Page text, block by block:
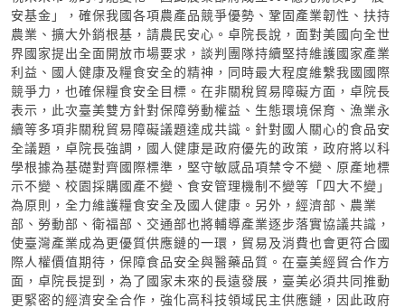
安基金」，確保我國各項農產品競爭優勢、鞏固產業韌性、扶持
農業、擴大外銷根基，請農民安心。卓院長說，面對美國向全世
界國家提出全面開放市場要求，談判團隊持續堅持維護國家產業
利益、國人健康及糧食安全的精神，同時最大程度維繫我國國際
競爭力，也確保糧食安全目標。在非關稅貿易障礙方面，卓院長
表示，此次臺美雙方針對保障勞動權益、生態環境保育、漁業永
續等多項非關稅貿易障礙議題達成共識。針對國人關心的食品安
全議題，卓院長強調，國人健康是政府優先的政策，政府將以科
學根據為基礎對齊國際標準，堅守敏感品項禁令不變、原產地標
示不變、校園採購國產不變、食安管理機制不變等「四大不變」
為原則，全力維護糧食安全及國人健康。另外，經濟部、農業
部、勞動部、衛福部、交通部也將輔導產業逐步落實協議共識，
使臺灣產業成為更優質供應鏈的一環，貿易及消費也會更符合國
際人權價值期待，保障食品安全與醫藥品質。在臺美經貿合作方
面，卓院長提到，為了國家未來的長遠發展，臺美必須共同推動
更緊密的經濟安全合作，強化高科技領域民主供應鏈，因此政府